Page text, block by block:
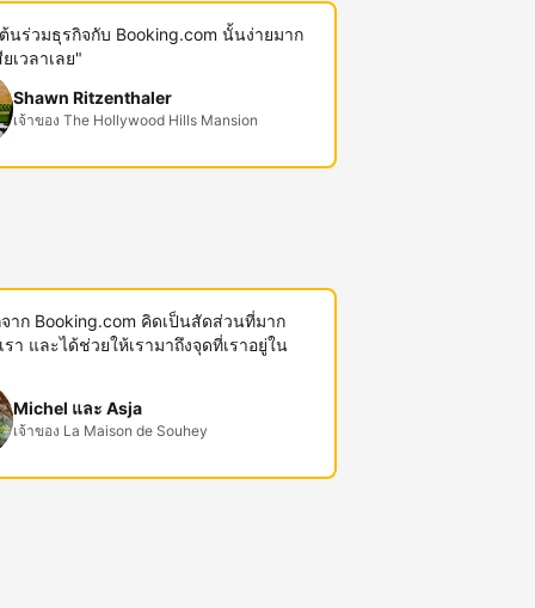
นร่วมธุรกิจกับ Booking.com นั้นง่ายมาก
เวลาเลย"
Shawn Ritzenthaler
เจ้าของ The Hollywood Hills Mansion
าก Booking.com คิดเป็นสัดส่วนที่มาก
า และได้ช่วยให้เรามาถึงจุดที่เราอยู่ใน
Michel และ Asja
เจ้าของ La Maison de Souhey